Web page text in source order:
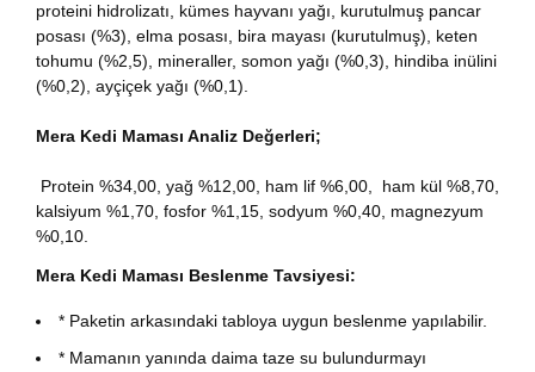
proteini hidrolizatı, kümes hayvanı yağı, kurutulmuş pancar
posası (%3), elma posası, bira mayası (kurutulmuş), keten
tohumu (%2,5), mineraller, somon yağı (%0,3), hindiba inülini
(%0,2), ayçiçek yağı (%0,1).
Mera Kedi Maması Analiz Değerleri;
Protein %34,00, yağ %12,00, ham lif %6,00, ham kül %8,70,
kalsiyum %1,70, fosfor %1,15, sodyum %0,40, magnezyum
%0,10.
Mera Kedi Maması Beslenme Tavsiyesi:
* Paketin arkasındaki tabloya uygun beslenme yapılabilir.
* Mamanın yanında daima taze su bulundurmayı